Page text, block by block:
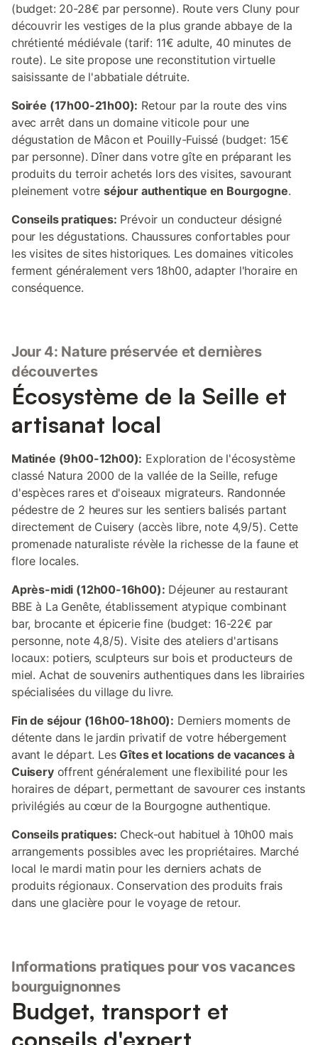
(budget: 20-28€ par personne). Route vers Cluny pour
découvrir les vestiges de la plus grande abbaye de la
chrétienté médiévale (tarif: 11€ adulte, 40 minutes de
route). Le site propose une reconstitution virtuelle
saisissante de l'abbatiale détruite.
Soirée (17h00-21h00): Retour par la route des vins
avec arrêt dans un domaine viticole pour une
dégustation de Mâcon et Pouilly-Fuissé (budget: 15€
par personne). Dîner dans votre gîte en préparant les
produits du terroir achetés lors des visites, savourant
pleinement votreséjour authentique en Bourgogne.
Conseils pratiques: Prévoir un conducteur désigné
pour les dégustations. Chaussures confortables pour
les visites de sites historiques. Les domaines viticoles
ferment généralement vers 18h00, adapter l'horaire en
conséquence.
Jour 4: Nature préservée et dernières
découvertes
Écosystème de la Seille et
artisanat local
Matinée (9h00-12h00): Exploration de l'écosystème
classé Natura 2000 de la vallée de la Seille, refuge
d'espèces rares et d'oiseaux migrateurs. Randonnée
pédestre de 2 heures sur les sentiers balisés partant
directement de Cuisery (accès libre, note 4,9/5). Cette
promenade naturaliste révèle la richesse de la faune et
flore locales.
Après-midi (12h00-16h00): Déjeuner au restaurant
BBE à La Genête, établissement atypique combinant
bar, brocante et épicerie fine (budget: 16-22€ par
personne, note 4,8/5). Visite des ateliers d'artisans
locaux: potiers, sculpteurs sur bois et producteurs de
miel. Achat de souvenirs authentiques dans les librairies
spécialisées du village du livre.
Fin de séjour (16h00-18h00): Derniers moments de
détente dans le jardin privatif de votre hébergement
avant le départ. LesGîtes et locations de vacances à
Cuiseryoffrent généralement une flexibilité pour les
horaires de départ, permettant de savourer ces instants
privilégiés au cœur de la Bourgogne authentique.
Conseils pratiques: Check-out habituel à 10h00 mais
arrangements possibles avec les propriétaires. Marché
local le mardi matin pour les derniers achats de
produits régionaux. Conservation des produits frais
dans une glacière pour le voyage de retour.
Informations pratiques pour vos vacances
bourguignonnes
Budget, transport et
conseils d'expert